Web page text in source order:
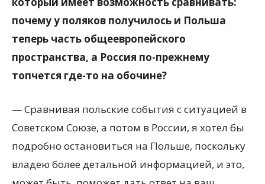
почему у поляков получилось и Польша
теперь часть общеевропейского
пространства, а Россия по-прежнему
топчется где-то на обочине?
— Сравнивая польские события с ситуацией в
Советском Союзе, а потом в России, я хотел бы
подробно остановиться на Польше, поскольку
владею более детальной информацией, и это,